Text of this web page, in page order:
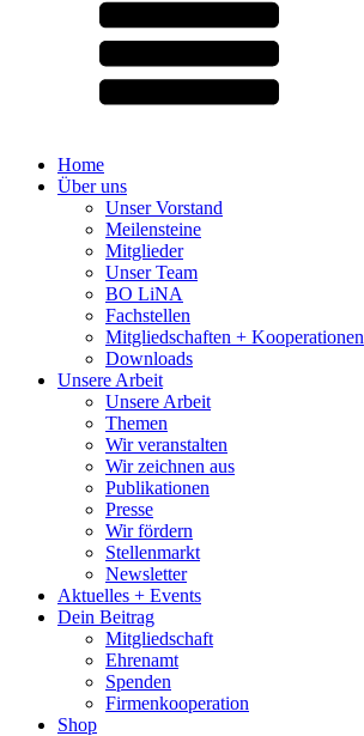
Home
Über uns
Unser Vorstand
Meilensteine
Mitglieder
Unser Team
BO LiNA
Fachstellen
Mitgliedschaften + Kooperationen
Downloads
Unsere Arbeit
Unsere Arbeit
Themen
Wir veranstalten
Wir zeichnen aus
Publikationen
Presse
Wir fördern
Stellenmarkt
Newsletter
Aktuelles + Events
Dein Beitrag
Mitgliedschaft
Ehrenamt
Spenden
Firmenkooperation
Shop